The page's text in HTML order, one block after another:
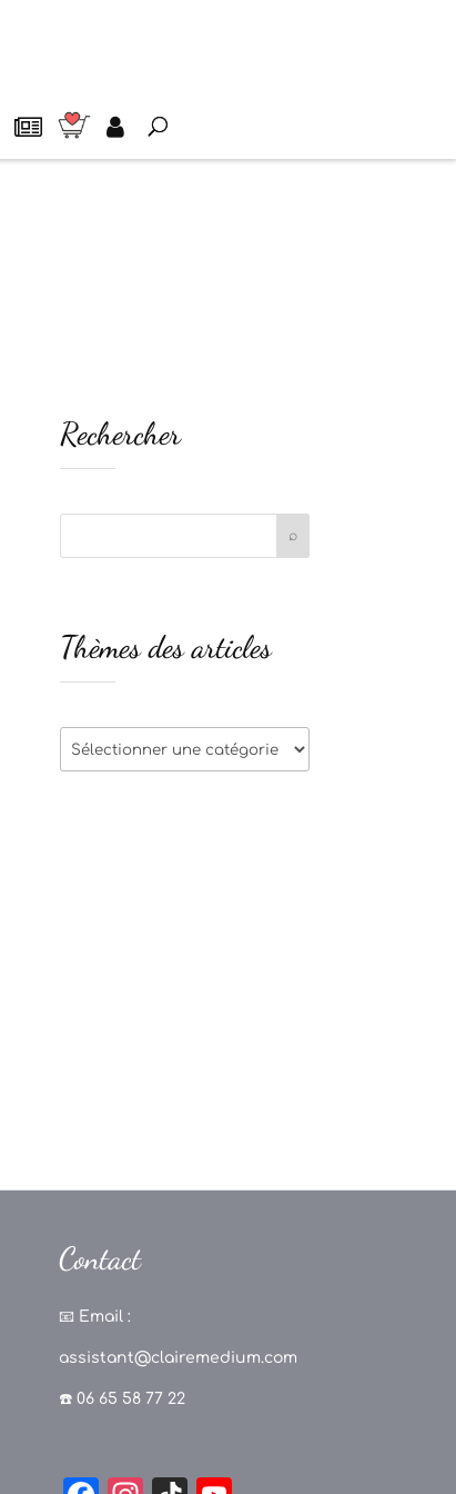
Rechercher
Thèmes des articles
Thèmes
des
Contact
📧 Email :
assistant@clairemedium.com
☎️ 06 65 58 77 22